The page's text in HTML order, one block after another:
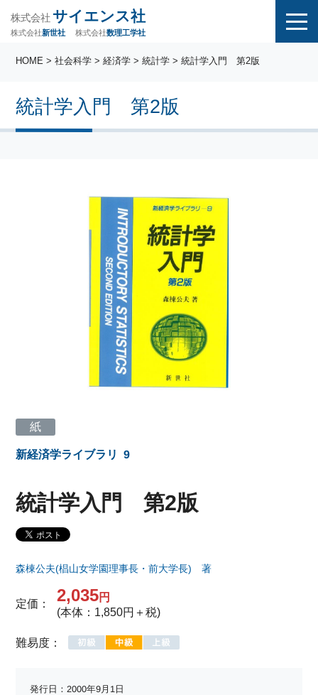
株式会社 サイエンス社
株式会社新世社 株式会社数理工学社
統計学入門 第2版
HOME >社会科学 >経済学 >統計学 > 統計学入門 第2版
紙
新経済学ライブラリ 9
統計学入門 第2版
森棟公夫(椙山女学園理事長・前大学長) 著
定価： 2,035円
(本体：1,850円＋税)
難易度：
発行日：2000年9月1日